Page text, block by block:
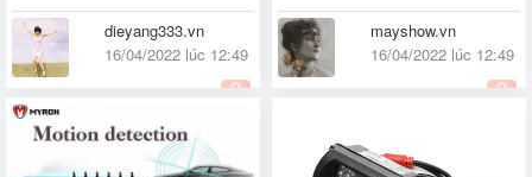
dieyang333.vn
16/04/2022 lúc 12:49
mayshow.vn
16/04/2022 lúc 12:49